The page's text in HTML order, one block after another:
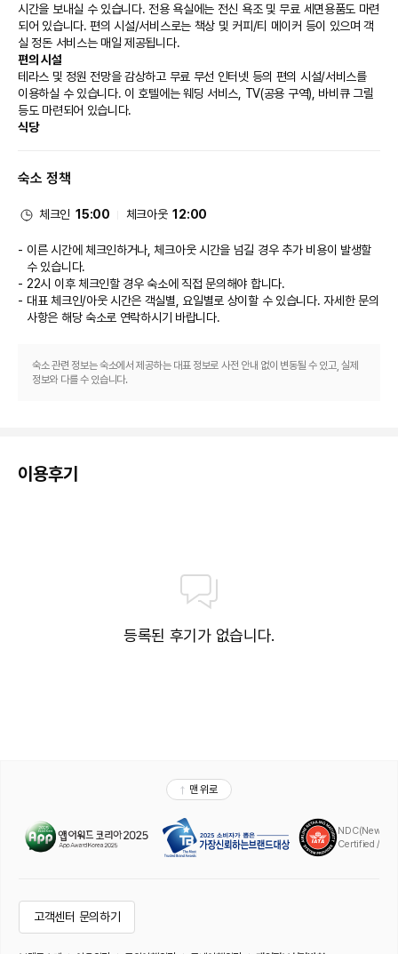
시간을 보내실 수 있습니다. 전용 욕실에는 전신 욕조 및 무료 세면용품도 마련
되어 있습니다. 편의 시설/서비스로는 책상 및 커피/티 메이커 등이 있으며 객
실 정돈 서비스는 매일 제공됩니다.
편의 시설
테라스 및 정원 전망을 감상하고 무료 무선 인터넷 등의 편의 시설/서비스를
이용하실 수 있습니다. 이 호텔에는 웨딩 서비스, TV(공용 구역), 바비큐 그릴
등도 마련되어 있습니다.
식당
며 갈증을 해소하실 수 있어요. 아침 식사(뷔페)가 주중 06:30 ~ 10:30 및 주
비즈니스, 기타 편의시설
닝/세탁 서비스 등이 있습니다. 뉴캐슬어폰타인에서의 행사를 계획하시나요?
이 호텔에는 컨퍼런스 공간 및 회의실 등으로 구성된 220 제곱미터 크기의 공
간이 마련되어 있습니다. 시설 내에서 셀프 주차(요금 별도) 이용이 가능합니
다.
숙소 정책
체크인 15:00 체크아웃 12:00
이른 시간에 체크인하거나, 체크아웃 시간을 넘길 경우 추가 비용이 발생할
수 있습니다.
22시 이후 체크인할 경우 숙소에 직접 문의해야 합니다.
대표 체크인/아웃 시간은 객실별, 요일별로 상이할 수 있습니다. 자세한 문의
사항은 해당 숙소로 연락하시기 바랍니다.
숙소 관련 정보는 숙소에서 제공하는 대표 정보로 사전 안내 없이 변동될 수 있고, 실제
정보와 다를 수 있습니다.
이용후기
등록된 후기가 없습니다.